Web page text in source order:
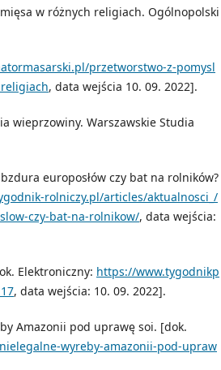
w różnych religiach. Ogólnopolski
przetworstwo-z-pomysl
, data wejścia 10. 09. 2022].
wieprzowiny. Warszawskie Studia
europosłów czy bat na rolników?
rolniczy.pl/articles/aktualnosci_/
czy-bat-na-rolnikow/, data wejścia:
Elektroniczny: https://www.tygodnikp
, data wejścia: 10. 09. 2022].
Amazonii pod uprawę soi. [dok.
wyreby-amazonii-pod-upraw